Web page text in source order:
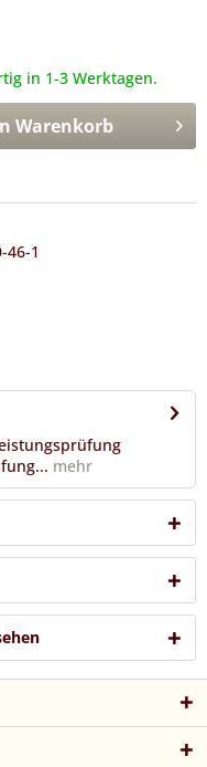
in 1-3 Werktagen.
Warenkorb
46-1
mehr